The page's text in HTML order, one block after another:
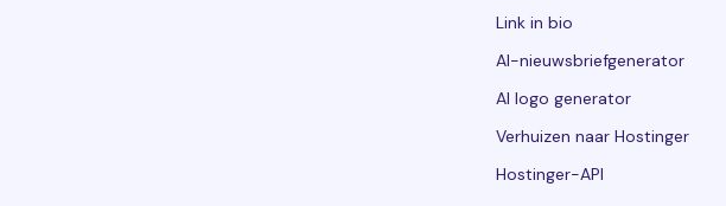
Link in bio
AI-nieuwsbriefgenerator
AI logo generator
Verhuizen naar Hostinger
Hostinger-API